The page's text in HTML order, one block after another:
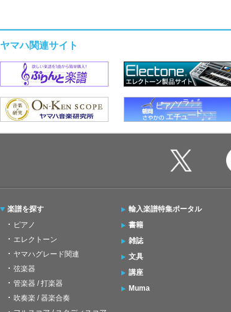
ヤマハ関連サイト
楽譜を探す
ピアノ
エレクトーン
ヤマハグレード関連
弦楽器
管楽器 / 打楽器
吹奏楽 / 器楽合奏
輸入楽譜特集ポータル
書籍
雑誌
文具
講座
Muma